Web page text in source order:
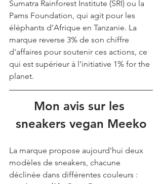
Sumatra Rainforest Institute (SRI) ou la
Pams Foundation, qui agit pour les
éléphants d’Afrique en Tanzanie. La
marque reverse 3% de son chiffre
d'affaires pour soutenir ces actions, ce
qui est supérieur à l'initiative 1% for the
planet.
Mon avis sur les
sneakers vegan Meeko
La marque propose aujourd'hui deux
modèles de sneakers, chacune
déclinée dans différentes couleurs :